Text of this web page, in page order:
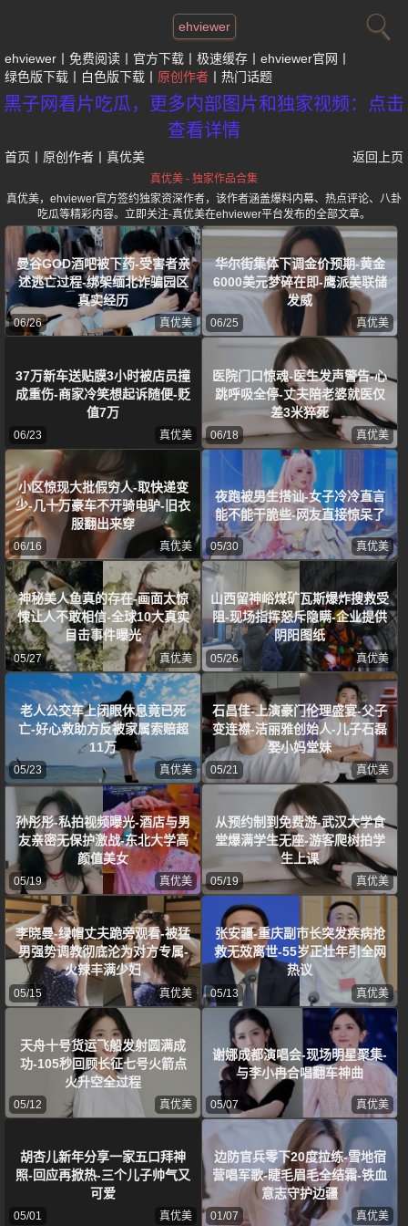
ehviewer
ehviewer 免费阅读 官方下载 极速缓存
ehviewer官网
绿色版下载
白色版下载 原创作者 热门话题
黑子网看片吃瓜，更多内部图片和独家视频：点击
查看详情
首页 原创作者 真优美 返回上页
真优美 - 独家作品合集
真优美，ehviewer官方签约独家资深作者，该作者涵盖爆料内幕、热点评论、八卦
吃瓜等精彩内容。立即关注-真优美在ehviewer平台发布的全部文章。
曼谷GOD酒吧被下药-受害者亲
述逃亡过程-绑架缅北诈骗园区
真实经历
06/26 真优美
华尔街集体下调金价预期-黄金
6000美元梦碎在即-鹰派美联储
发威
06/25 真优美
37万新车送贴膜3小时被店员撞
成重伤-商家冷笑想起诉随便-贬
值7万
06/23 真优美
医院门口惊魂-医生发声警告-心
跳呼吸全停-丈夫陪老婆就医仅
差3米猝死
06/18 真优美
小区惊现大批假穷人-取快递变
少-几十万豪车不开骑电驴-旧衣
服翻出来穿
06/16 真优美
夜跑被男生搭讪-女子冷冷直言
能不能干脆些-网友直接惊呆了
05/30 真优美
神秘美人鱼真的存在-画面太惊
悚让人不敢相信-全球10大真实
目击事件曝光
05/27 真优美
山西留神峪煤矿瓦斯爆炸搜救受
阻-现场指挥怒斥隐瞒-企业提供
阴阳图纸
05/26 真优美
老人公交车上闭眼休息竟已死
亡-好心救助方反被家属索赔超
11万
05/23 真优美
石昌佳-上演豪门伦理盛宴-父子
变连襟-洁丽雅创始人-儿子石磊
娶小妈堂妹
05/21 真优美
孙彤彤-私拍视频曝光-酒店与男
友亲密无保护激战-东北大学高
颜值美女
05/19 真优美
从预约制到免费游-武汉大学食
堂爆满学生无座-游客爬树拍学
生上课
05/19 真优美
李晓曼-绿帽丈夫跪旁观看-被猛
男强势调教彻底沦为对方专属-
火辣丰满少妇
05/15 真优美
张安疆-重庆副市长突发疾病抢
救无效离世-55岁正壮年引全网
热议
05/13 真优美
天舟十号货运飞船发射圆满成
功-105秒回顾长征七号火箭点
火升空全过程
05/12 真优美
谢娜成都演唱会-现场明星聚集-
与李小冉合唱翻车神曲
05/07 真优美
胡杏儿新年分享一家五口拜神
照-回应再掀热-三个儿子帅气又
可爱
05/01 真优美
边防官兵零下20度拉练-雪地宿
营唱军歌-睫毛眉毛全结霜-铁血
意志守护边疆
01/07 真优美